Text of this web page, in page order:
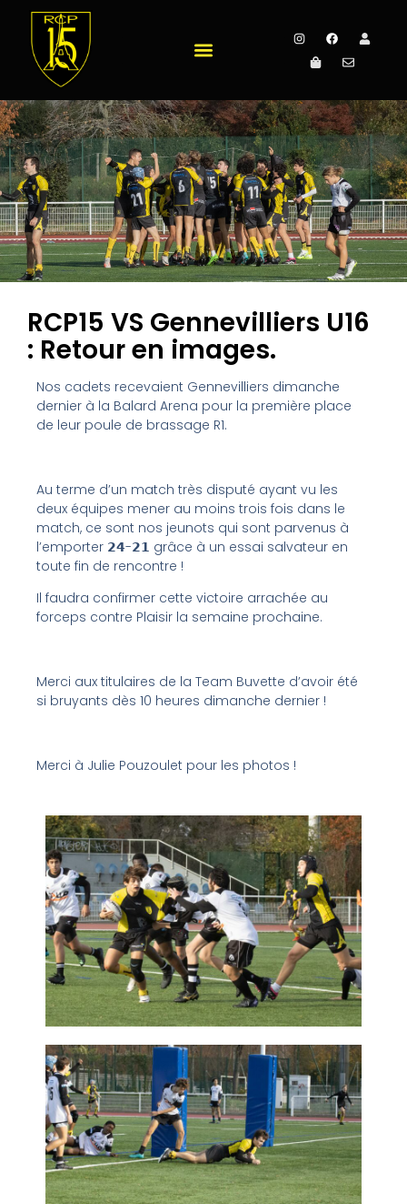
RCP15 VS Gennevilliers U16
: Retour en images.
Nos cadets recevaient Gennevilliers dimanche
dernier à la Balard Arena pour la première place
de leur poule de brassage R1.
Au terme d’un match très disputé ayant vu les
deux équipes mener au moins trois fois dans le
match, ce sont nos jeunots qui sont parvenus à
l’emporter 𝟮𝟰-𝟮𝟭 grâce à un essai salvateur en
toute fin de rencontre !
Il faudra confirmer cette victoire arrachée au
forceps contre Plaisir la semaine prochaine.
Merci aux titulaires de la Team Buvette d’avoir été
si bruyants dès 10 heures dimanche dernier !
Merci à Julie Pouzoulet pour les photos !